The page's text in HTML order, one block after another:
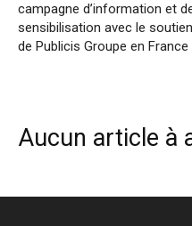
campagne d’information et
sensibilisation avec le soutien
de Publicis Groupe en France
Aucun article à